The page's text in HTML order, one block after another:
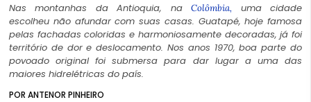
Nas montanhas da Antioquia, naColômbia,
uma cidade
escolheu não afundar com suas casas. Guatapé, hoje famosa
pelas fachadas coloridas e harmoniosamente decoradas, já foi
território de dor e deslocamento. Nos anos 1970, boa parte do
povoado original foi submersa para dar lugar a uma das
maiores hidrelétricas do país.
POR ANTENOR PINHEIRO